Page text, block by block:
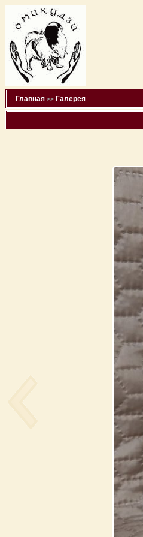
Главная >> Галерея